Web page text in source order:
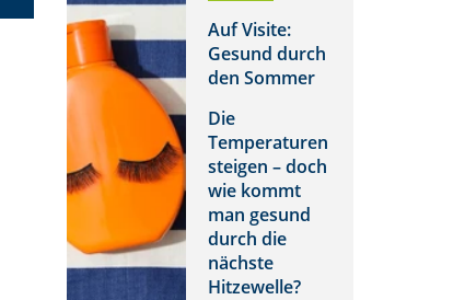
Auf Visite:
Gesund durch
den Sommer
Die
Temperaturen
steigen – doch
wie kommt
man gesund
durch die
nächste
Hitzewelle?